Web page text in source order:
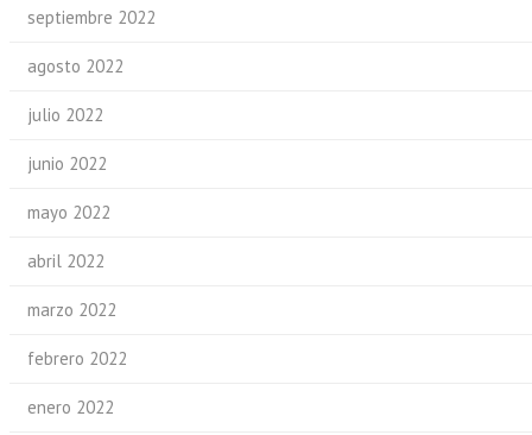
septiembre 2022
agosto 2022
julio 2022
junio 2022
mayo 2022
abril 2022
marzo 2022
febrero 2022
enero 2022